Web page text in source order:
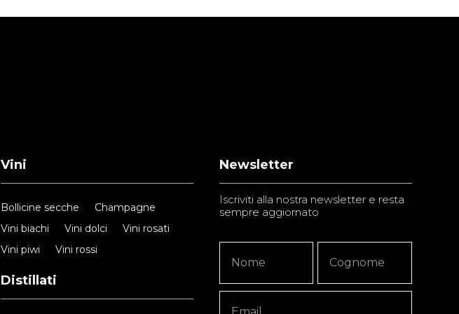
Vini
Bollicine secche
Champagne
Vini biachi
Vini dolci
Vini rosati
Vini piwi
Vini rossi
Distillati
Newsletter
Iscriviti alla nostra newsletter e resta
sempre aggiornato
Signup
Copy